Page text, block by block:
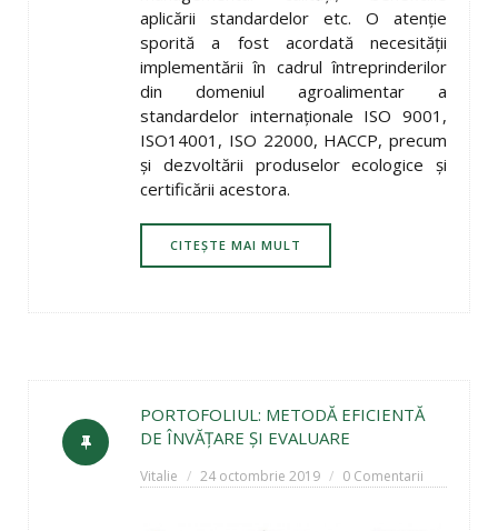
aplicării standardelor etc. O atenţie
sporită a fost acordată necesităţii
implementării în cadrul întreprinderilor
din domeniul agroalimentar a
standardelor internaţionale ISO 9001,
ISO14001, ISO 22000, HACCP, precum
şi dezvoltării produselor ecologice şi
certificării acestora.
CITEȘTE MAI MULT
PORTOFOLIUL: METODĂ EFICIENTĂ
DE ÎNVĂŢARE ŞI EVALUARE
Vitalie 24 octombrie 2019 0 Comentarii